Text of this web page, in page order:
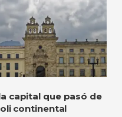
capital que pasó de
continental